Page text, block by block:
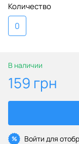
Количество
0
В наличии
159 грн
% Войти для